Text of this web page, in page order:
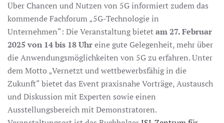
Über Chancen und Nutzen von 5G informiert zudem das
kommende Fachforum „5G-Technologie in
Unternehmen“: Die Veranstaltung bietetam 27. Februar
2025 von 14 bis 18 Uhreine gute Gelegenheit, mehr über
die Anwendungsmöglichkeiten von 5G zu erfahren. Unter
dem Motto „Vernetzt und wettbewerbsfähig in die
Zukunft“ bietet das Event praxisnahe Vorträge, Austausch
und Diskussion mit Experten sowie einen
Ausstellungsbereich mit Demonstratoren.